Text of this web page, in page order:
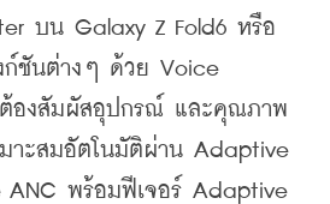
บน Galaxy Z Fold6 หรือ
ก์ชันต่างๆ ด้วย Voice
องสัมผัสอุปกรณ์ และคุณภาพ
มาะสมอัตโนมัติผ่าน Adaptive
พร้อมฟีเจอร์ Adaptive